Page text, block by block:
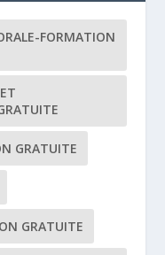
FORMATION
GRATUITE
GRATUITE